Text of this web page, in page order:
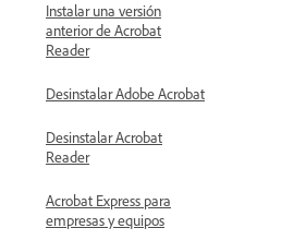
Instalar una versión
anterior de Acrobat
Reader
Desinstalar Adobe Acrobat
Desinstalar Acrobat
Reader
Acrobat Express para
empresas y equipos